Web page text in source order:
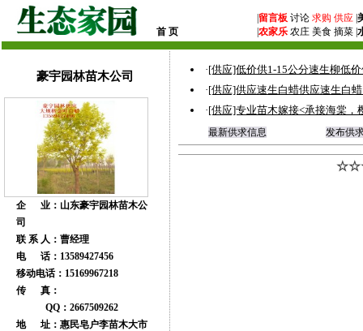
首 页
留言板 讨论 求购 供应
农家乐 农庄 美食 摘菜 |
豪宇园林苗木公司
企 业：山东豪宇园林苗木公
司
联 系 人：曹经理
电 话：13589427456
移动电话：15169967218
传 真：
QQ：2667509262
地 址：惠民皂户李苗木大市
·[供应]低价供1-15公分速生柳低
·[供应]供应速生白蜡供应速生白
·[供应]专业苗木嫁接<承接海棠，
最新供求信息 发布供
☆☆☆